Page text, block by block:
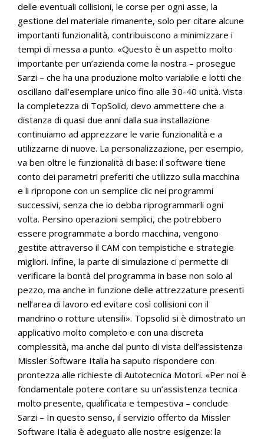
delle eventuali collisioni, le corse per ogni asse, la
gestione del materiale rimanente, solo per citare alcune
importanti funzionalità, contribuiscono a minimizzare i
tempi di messa a punto. «Questo è un aspetto molto
importante per un’azienda come la nostra – prosegue
Sarzi – che ha una produzione molto variabile e lotti che
oscillano dall’esemplare unico fino alle 30-40 unità. Vista
la completezza di TopSolid, devo ammettere che a
distanza di quasi due anni dalla sua installazione
continuiamo ad apprezzare le varie funzionalità e a
utilizzarne di nuove. La personalizzazione, per esempio,
va ben oltre le funzionalità di base: il software tiene
conto dei parametri preferiti che utilizzo sulla macchina
e li ripropone con un semplice clic nei programmi
successivi, senza che io debba riprogrammarli ogni
volta. Persino operazioni semplici, che potrebbero
essere programmate a bordo macchina, vengono
gestite attraverso il CAM con tempistiche e strategie
migliori. Infine, la parte di simulazione ci permette di
verificare la bontà del programma in base non solo al
pezzo, ma anche in funzione delle attrezzature presenti
nell’area di lavoro ed evitare così collisioni con il
mandrino o rotture utensili». Topsolid si è dimostrato un
applicativo molto completo e con una discreta
complessità, ma anche dal punto di vista dell’assistenza
Missler Software Italia ha saputo rispondere con
prontezza alle richieste di Autotecnica Motori. «Per noi è
fondamentale potere contare su un’assistenza tecnica
molto presente, qualificata e tempestiva – conclude
Sarzi – In questo senso, il servizio offerto da Missler
Software Italia è adeguato alle nostre esigenze: la